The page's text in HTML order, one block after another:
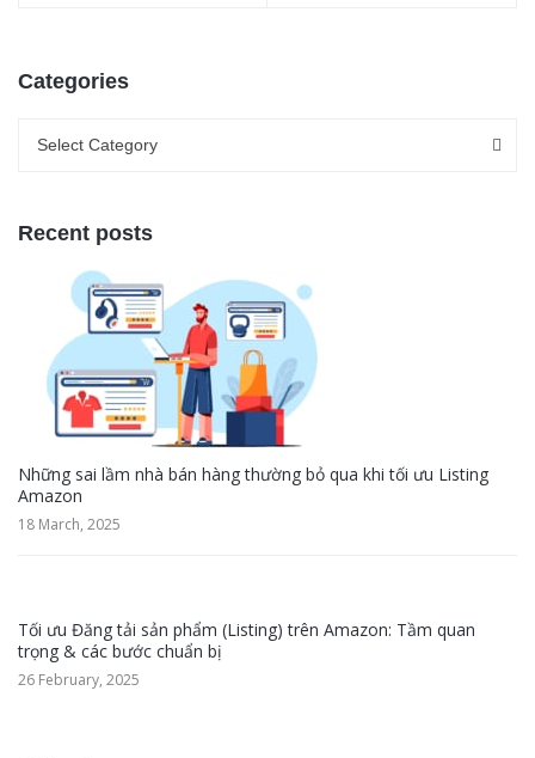
Categories
Select Category
Recent posts
Những sai lầm nhà bán hàng thường bỏ qua khi tối ưu Listing
Amazon
18 March, 2025
Tối ưu Đăng tải sản phẩm (Listing) trên Amazon: Tầm quan
trọng & các bước chuẩn bị
26 February, 2025